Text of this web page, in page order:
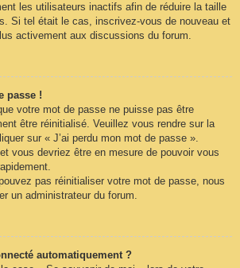
les utilisateurs inactifs afin de réduire la taille
Si tel était le cas, inscrivez-vous de nouveau et
activement aux discussions du forum.
passe !
votre mot de passe ne puisse pas être
être réinitialisé. Veuillez vous rendre sur la
sur « J’ai perdu mon mot de passe ».
vous devriez être en mesure de pouvoir vous
pas réinitialiser votre mot de passe, nous
un administrateur du forum.
automatiquement ?